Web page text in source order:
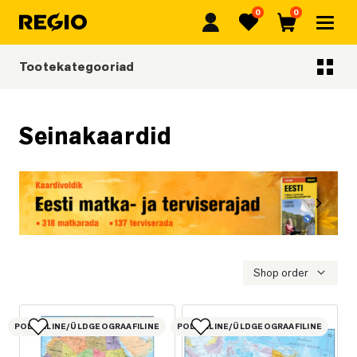
Regio Lemmikud
0
Ostukorv
0
Seinakaardid
Shop order
POLIITILINE/ÜLDGEOGRAAFILINE
Lisa lemmikutesse
POLIITILINE/ÜLDGEOGRAAFILINE
Lisa lemmikutesse
Tootekategooriad